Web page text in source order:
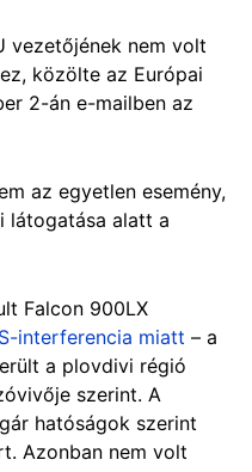
vezetőjének nem volt
közölte az Európai
2-án e-mailben az
az egyetlen esemény,
látogatása alatt a
Falcon 900LX
interferencia miatt – a
a plovdivi régió
szerint. A
hatóságok szerint
Azonban nem volt